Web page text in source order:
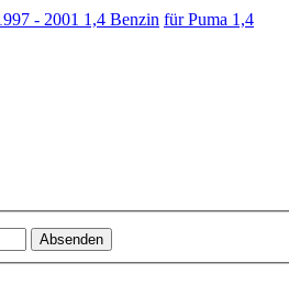
- 2001 1,4 Benzin für Puma 1,4